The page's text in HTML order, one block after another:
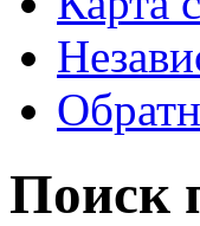
Поиск